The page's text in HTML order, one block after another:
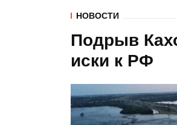
НОВОСТИ
Подрыв
иски к РФ